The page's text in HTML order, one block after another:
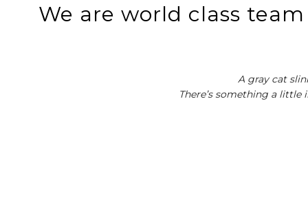
We are world class
A gray cat
There’s something a